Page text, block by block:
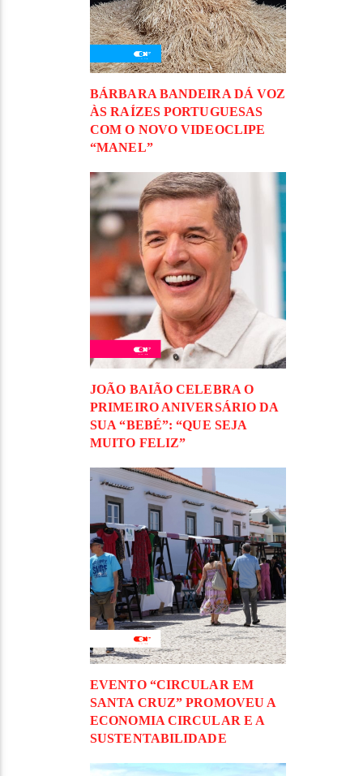
BÁRBARA BANDEIRA DÁ VOZ
ÀS RAÍZES PORTUGUESAS
COM O NOVO VIDEOCLIPE
“MANEL”
JOÃO BAIÃO CELEBRA O
PRIMEIRO ANIVERSÁRIO DA
SUA “BEBÉ”: “QUE SEJA
MUITO FELIZ”
EVENTO “CIRCULAR EM
SANTA CRUZ” PROMOVEU A
ECONOMIA CIRCULAR E A
SUSTENTABILIDADE